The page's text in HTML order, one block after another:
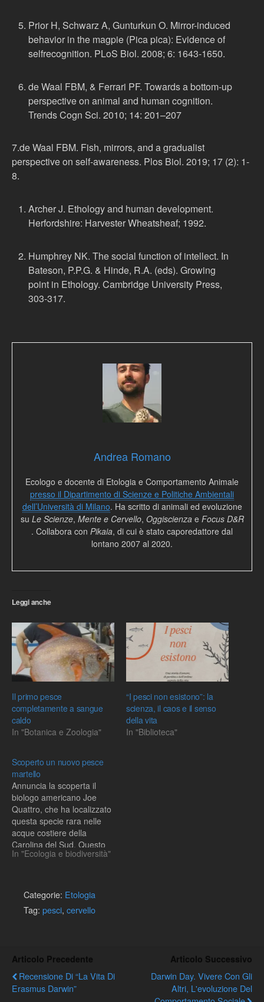
Prior H, Schwarz A, Gunturkun O. Mirror-induced
behavior in the magpie (Pica pica): Evidence of
selfrecognition. PLoS Biol. 2008; 6: 1643-1650.
de Waal FBM, & Ferrari PF. Towards a bottom-up
perspective on animal and human cognition.
Trends Cogn Sci. 2010; 14: 201–207
7.de Waal FBM. Fish, mirrors, and a gradualist
perspective on self-awareness. Plos Biol. 2019; 17 (2): 1-
8.
Archer J. Ethology and human development.
Herfordshire: Harvester Wheatsheaf; 1992.
Humphrey NK. The social function of intellect. In
Bateson, P.P.G. & Hinde, R.A. (eds). Growing
point in Ethology. Cambridge University Press,
303-317.
Andrea Romano
Ecologo e docente di Etologia e Comportamento Animale
presso il Dipartimento di Scienze e Politiche Ambientali
dell’Università di Milano. Ha scritto di animali ed evoluzione
su Le Scienze, Mente e Cervello, Oggiscienzae Focus D&R
. Collabora con Pikaia, di cui è stato caporedattore dal
lontano 2007 al 2020.
Leggi anche
Il primo pesce
completamente a sangue
caldo
In "Botanica e Zoologia"
“I pesci non esistono”: la
scienza, il caos e il senso
della vita
In "Biblioteca"
Scoperto un nuovo pesce
martello
Annuncia la scoperta il
biologo americano Joe
Quattro, che ha localizzato
questa specie rara nelle
acque costiere della
Carolina del Sud. Questo
squalo potrebbe essere a
ambientale del ristretto
habitat in cui vive; d'altra
parte negli ultimi anni e'
In "Ecologia e biodiversità"
Categorie: Etologia
Tag: pesci, cervello
Articolo Precedente
Recensione Di “La Vita Di
Erasmus Darwin”
Articolo Successivo
Darwin Day. Vivere Con Gli
Altri, L'evoluzione Del